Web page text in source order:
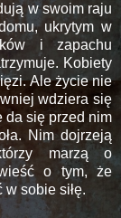
w swoim raju
ukrytym w
i zapachu
Kobiety
Ale życie nie
wdziera się
da się przed nim
Nim dojrzeją
marzą o
o tym, że
sobie siłę.